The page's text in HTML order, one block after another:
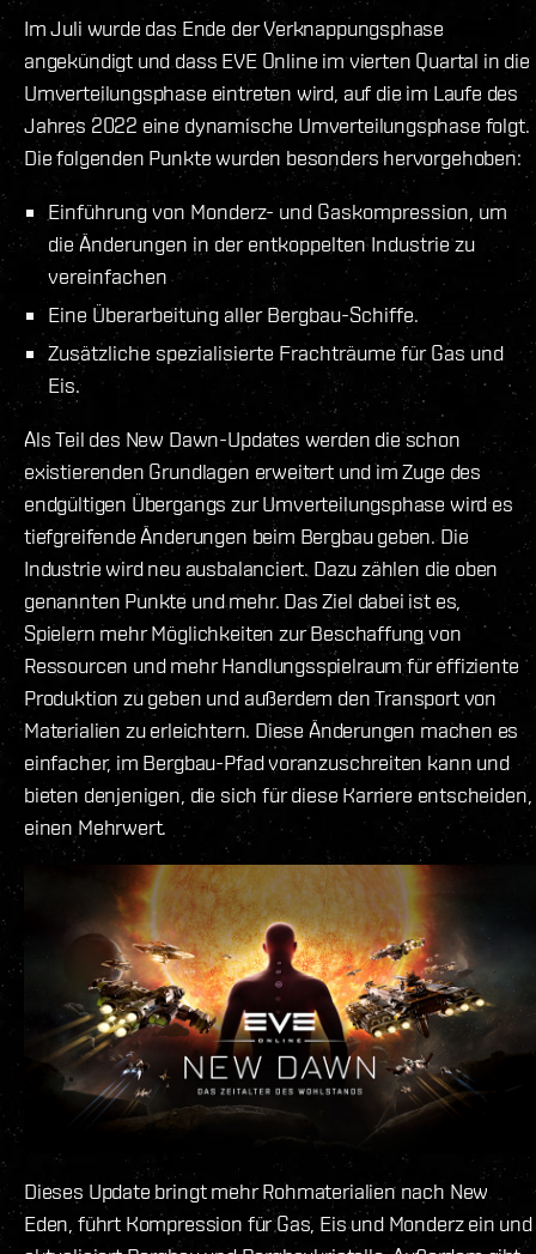
Im Juli wurde das Ende der Verknappungsphase
angekündigt und dass EVE Online im vierten Quartal in die
Umverteilungsphase eintreten wird, auf die im Laufe des
Jahres 2022 eine dynamische Umverteilungsphase folgt.
Die folgenden Punkte wurden besonders hervorgehoben:
Einführung von Monderz- und Gaskompression, um
die Änderungen in der entkoppelten Industrie zu
vereinfachen
Eine Überarbeitung aller Bergbau-Schiffe.
Zusätzliche spezialisierte Frachträume für Gas und
Eis.
Als Teil des New Dawn-Updates werden die schon
existierenden Grundlagen erweitert und im Zuge des
endgültigen Übergangs zur Umverteilungsphase wird es
tiefgreifende Änderungen beim Bergbau geben. Die
Industrie wird neu ausbalanciert. Dazu zählen die oben
genannten Punkte und mehr. Das Ziel dabei ist es,
Spielern mehr Möglichkeiten zur Beschaffung von
Ressourcen und mehr Handlungsspielraum für effiziente
Produktion zu geben und außerdem den Transport von
Materialien zu erleichtern. Diese Änderungen machen es
einfacher, im Bergbau-Pfad voranzuschreiten kann und
bieten denjenigen, die sich für diese Karriere entscheiden,
einen Mehrwert.
Dieses Update bringt mehr Rohmaterialien nach New
Eden, führt Kompression für Gas, Eis und Monderz ein und